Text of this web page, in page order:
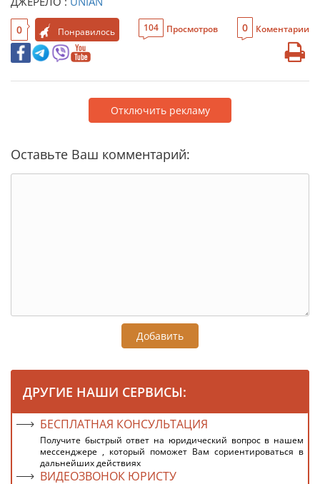
0 Понравилось 104 Просмотров 0 Коментарии
Отключить рекламу
Оставьте Ваш комментарий:
Добавить
ДРУГИЕ НАШИ СЕРВИСЫ:
БЕСПЛАТНАЯ КОНСУЛЬТАЦИЯ
Получите быстрый ответ на юридический вопрос в нашем
мессенджере , который поможет Вам сориентироваться в
дальнейших действиях
ВИДЕОЗВОНОК ЮРИСТУ